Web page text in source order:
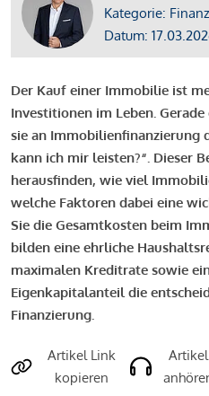
Kategorie:
Datum:
Der Kauf einer Immobilie ist
Investitionen im Leben.
sie an Immobilienfinanzierung
kann ich mir leisten?“. Dieser
herausfinden, wie viel
welche Faktoren dabei eine
Sie die Gesamtkosten beim
bilden eine ehrliche
maximalen Kreditrate sowie
Eigenkapitalanteil die
Finanzierung.
Artikel Link
kopieren
Artikel